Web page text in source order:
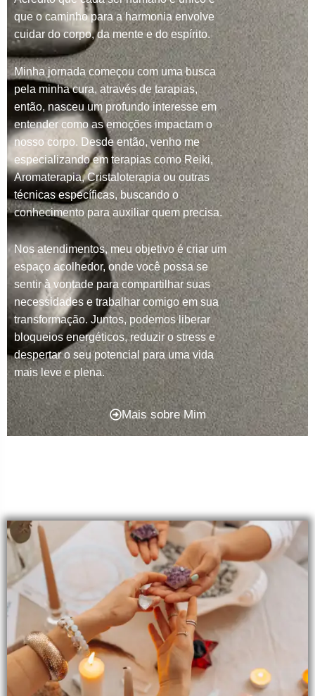
que o caminho para a harmonia envolve
cuidar do corpo, da mente e do espírito.
Minha jornada começou com uma busca
pela minha cura, através de tarapias,
então, nasceu um profundo interesse em
entender como as emoções impactam o
nosso corpo. Desde então, venho me
especializando em terapias como Reiki,
Aromaterapia, Cristaloterapia ou outras
técnicas específicas, buscando o
conhecimento para auxiliar quem precisa.
Nos atendimentos, meu objetivo é criar um
espaço acolhedor, onde você possa se
sentir à vontade para compartilhar suas
necessidades e trabalhar comigo em sua
transformação. Juntos, podemos liberar
bloqueios energéticos, reduzir o stress e
despertar o seu potencial para uma vida
mais leve e plena.
Mais sobre Mim